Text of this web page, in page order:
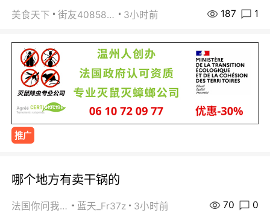
美食天下 街友40858442 3小时前 187 1
推广
哪个地方有卖干锅的
法国你问我答 蓝天_Fr37z 3小时前 70 0